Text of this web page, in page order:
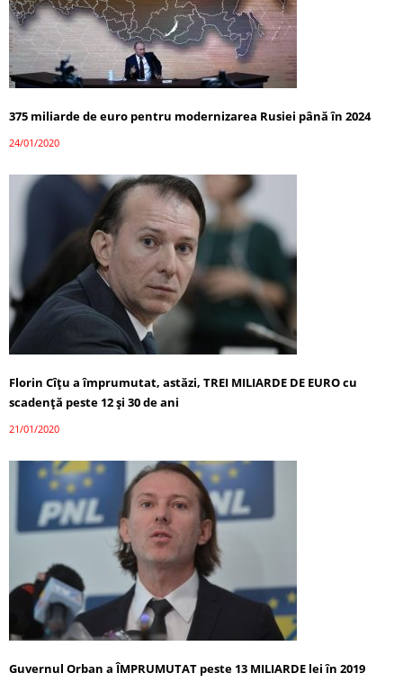
375 miliarde de euro pentru modernizarea Rusiei până în 2024
24/01/2020
Florin Cîțu a împrumutat, astăzi, TREI MILIARDE DE EURO cu
scadență peste 12 și 30 de ani
21/01/2020
Guvernul Orban a ÎMPRUMUTAT peste 13 MILIARDE lei în 2019